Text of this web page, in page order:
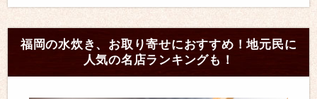
福岡の水炊き、お取り寄せにおすすめ！地元民に
人気の名店ランキングも！